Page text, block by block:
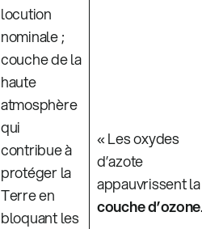
locution
nominale ;
couche de la
haute
atmosphère
qui
contribue à
protéger la
Terre en
bloquant les
« Les oxydes
d’azote
appauvrissent la
couche d’ozone